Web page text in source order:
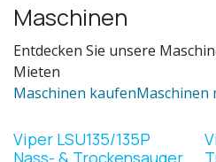
Maschinen
Entdecken Sie unsere
Mieten
Maschinen kaufenMaschinen
Viper LSU135/135P
Nass- & Trockensauger